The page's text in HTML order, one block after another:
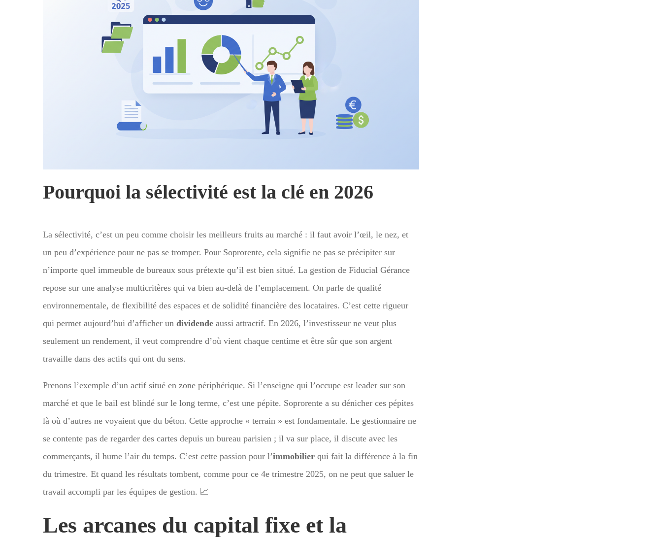
Pourquoi la sélectivité est la clé en 2026
La sélectivité, c’est un peu comme choisir les meilleurs fruits au marché : il faut avoir l’œil, le nez, et
un peu d’expérience pour ne pas se tromper. Pour Soprorente, cela signifie ne pas se précipiter sur
n’importe quel immeuble de bureaux sous prétexte qu’il est bien situé. La gestion de Fiducial Gérance
repose sur une analyse multicritères qui va bien au-delà de l’emplacement. On parle de qualité
environnementale, de flexibilité des espaces et de solidité financière des locataires. C’est cette rigueur
qui permet aujourd’hui d’afficher un dividende aussi attractif. En 2026, l’investisseur ne veut plus
seulement un rendement, il veut comprendre d’où vient chaque centime et être sûr que son argent
travaille dans des actifs qui ont du sens.
Prenons l’exemple d’un actif situé en zone périphérique. Si l’enseigne qui l’occupe est leader sur son
marché et que le bail est blindé sur le long terme, c’est une pépite. Soprorente a su dénicher ces pépites
là où d’autres ne voyaient que du béton. Cette approche « terrain » est fondamentale. Le gestionnaire ne
se contente pas de regarder des cartes depuis un bureau parisien ; il va sur place, il discute avec les
commerçants, il hume l’air du temps. C’est cette passion pour l’immobilier qui fait la différence à la fin
du trimestre. Et quand les résultats tombent, comme pour ce 4e trimestre 2025, on ne peut que saluer le
travail accompli par les équipes de gestion. 📈
Les arcanes du capital fixe et la